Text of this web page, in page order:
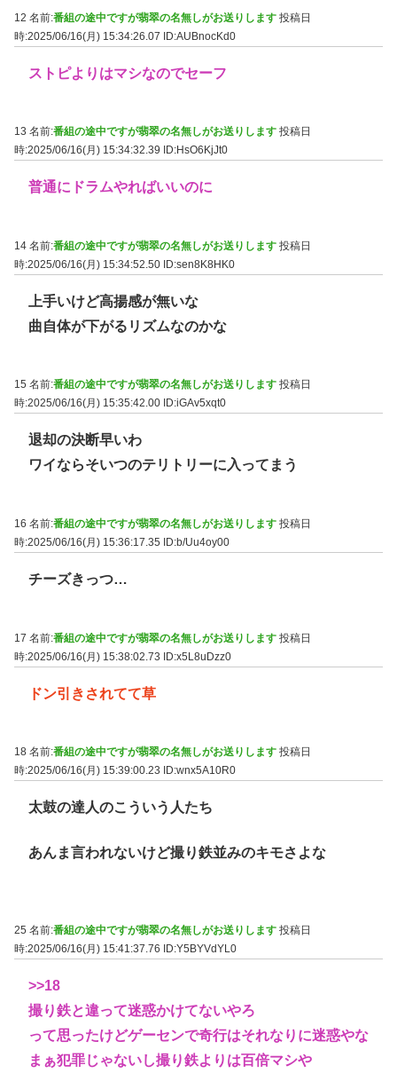
12 名前:番組の途中ですが翡翠の名無しがお送りします 投稿日
時:2025/06/16(月) 15:34:26.07 ID:AUBnocKd0
ストピよりはマシなのでセーフ
13 名前:番組の途中ですが翡翠の名無しがお送りします 投稿日
時:2025/06/16(月) 15:34:32.39
ID:HsO6KjJt0
普通にドラムやればいいのに
14 名前:番組の途中ですが翡翠の名無しがお送りします 投稿日
時:2025/06/16(月) 15:34:52.50 ID:sen8K8HK0
上手いけど高揚感が無いな
曲自体が下がるリズムなのかな
15 名前:番組の途中ですが翡翠の名無しがお送りします 投稿日
時:2025/06/16(月) 15:35:42.00 ID:iGAv5xqt0
退却の決断早いわ
ワイならそいつのテリトリーに入ってまう
16 名前:番組の途中ですが翡翠の名無しがお送りします 投稿日
時:2025/06/16(月) 15:36:17.35
ID:b/Uu4oy00
チーズきっつ…
17 名前:番組の途中ですが翡翠の名無しがお送りします 投稿日
時:2025/06/16(月) 15:38:02.73 ID:x5L8uDzz0
ドン引きされてて草
18 名前:番組の途中ですが翡翠の名無しがお送りします 投稿日
時:2025/06/16(月) 15:39:00.23
ID:wnx5A10R0
太鼓の達人のこういう人たち
あんま言われないけど撮り鉄並みのキモさよな
25 名前:番組の途中ですが翡翠の名無しがお送りします 投稿日
時:2025/06/16(月) 15:41:37.76
ID:Y5BYVdYL0
>>18
撮り鉄と違って迷惑かけてないやろ
って思ったけどゲーセンで奇行はそれなりに迷惑やな
まぁ犯罪じゃないし撮り鉄よりは百倍マシや